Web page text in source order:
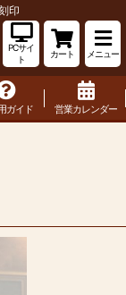
印
PCサイ
ト
カート メニュー
ガイド 営業カレンダー